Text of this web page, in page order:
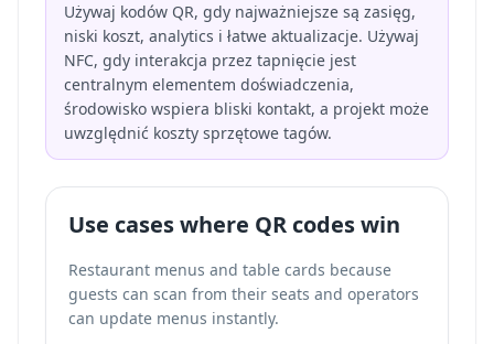
Używaj kodów QR, gdy najważniejsze są zasięg,
niski koszt, analytics i łatwe aktualizacje. Używaj
NFC, gdy interakcja przez tapnięcie jest
centralnym elementem doświadczenia,
środowisko wspiera bliski kontakt, a projekt może
uwzględnić koszty sprzętowe tagów.
Use cases where QR codes win
Restaurant menus and table cards because
guests can scan from their seats and operators
can update menus instantly.